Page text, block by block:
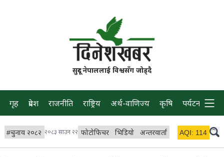
सुदूर नेपाललाई विश्वसँग जोड्दै
गृह प्रदेश राजनीति राष्ट्रिय अर्थ-वाणिज्य कृषि पर्यटन प्रवास
#चुनाव २०८२ २०८३ साउन २२ फोटोफिचर भिडियो अन्तरवार्ता विचार/ब्लग
AQI: 114